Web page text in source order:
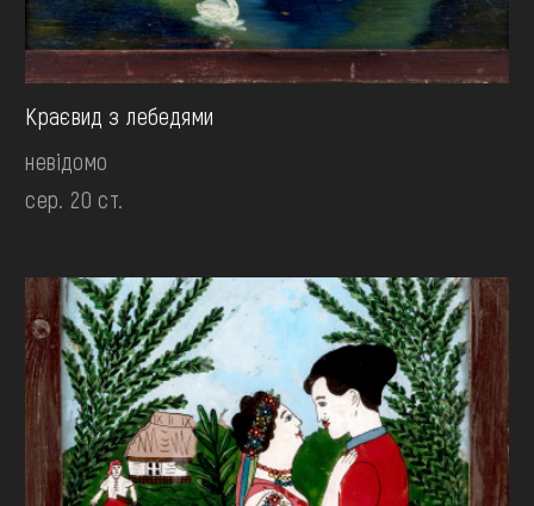
Краєвид з лебедями
невідомо
сер. 20 ст.